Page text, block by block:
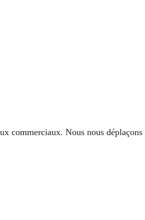
commerciaux. Nous nous déplaçons